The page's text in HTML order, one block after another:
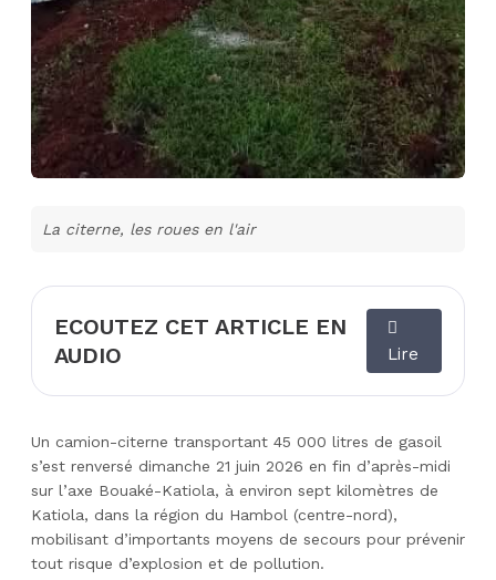
La citerne, les roues en l'air
ECOUTEZ CET ARTICLE EN
AUDIO
Lire
Un camion-citerne transportant 45 000 litres de gasoil
s’est renversé dimanche 21 juin 2026 en fin d’après-midi
sur l’axe Bouaké-Katiola, à environ sept kilomètres de
Katiola, dans la région du Hambol (centre-nord),
mobilisant d’importants moyens de secours pour prévenir
tout risque d’explosion et de pollution.